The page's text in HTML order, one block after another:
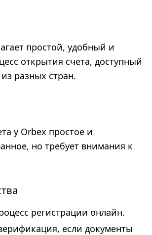
простой, удобный и
открытия счета, доступный
разных стран.
у Orbex простое и
но требует внимания к
регистрации онлайн.
если документы